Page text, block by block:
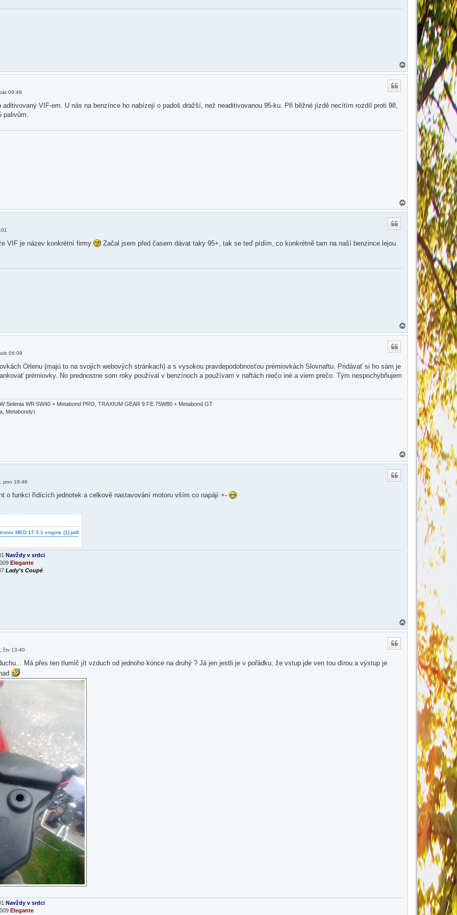
a
09:49
aditivovaný VIF-em. U nás na benzínce ho nabízejí o padoš dražší, než neaditivovanou 95-ku. Při běžné jízdě necítím rozdíl proti 98,
palivům.
a
VIF je název konkrétní firmy Začal jsem před časem dávat taky 95+, tak se teď pídím, co konkrétně tam na naší benzince lejou.
a
06:09
Orlenu (majú to na svojich webových stránkach) a s vysokou pravdepodobnosťou prémiovkách Slovnaftu. Pridávať si ho sám je
prémiovky. No prednostne som roky používal v benzínoch a používam v naftách niečo iné a viem prečo. Tým nespochybňujem
Selenia WR 5W40 + Metabond PRO, TRAXIUM GEAR 9 FE 75W80 + Metabond GT
Metabondy)
a
pon 18:48
o funkci řídících jednotek a celkově nastavování motoru vším co napájí +-
MED 17.3.1 engine (1).pdf
Navždy v srdci
Elegante
Lady's Coupé
a
čtv 13:40
Má přes ten tlumič jít vzduch od jednoho konce na druhý ? Já jen jestli je v pořádku, že vstup jde ven tou dírou a výstup je
Navždy v srdci
Elegante